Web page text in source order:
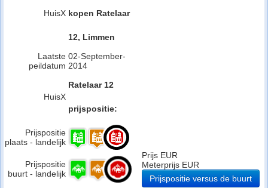
HuisX kopen Ratelaar
12, Limmen
Laatste
peildatum
02-September-
2014
HuisX
Ratelaar 12
prijspositie:
Prijspositie
plaats - landelijk
Prijspositie
buurt - landelijk
Prijs EUR
Meterprijs EUR
Prijspositie versus de buurt